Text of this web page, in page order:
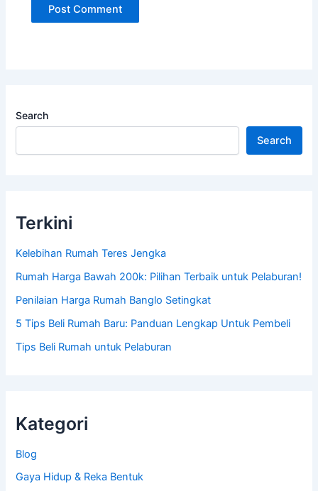
Search
Search
Terkini
Kelebihan Rumah Teres Jengka
Rumah Harga Bawah 200k: Pilihan Terbaik untuk Pelaburan!
Penilaian Harga Rumah Banglo Setingkat
5 Tips Beli Rumah Baru: Panduan Lengkap Untuk Pembeli
Tips Beli Rumah untuk Pelaburan
Kategori
Blog
Gaya Hidup & Reka Bentuk